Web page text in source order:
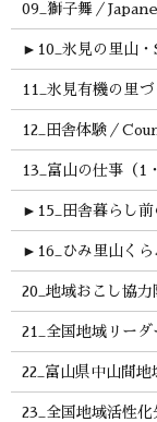
09_獅子舞／
► 10_氷見の里山
11_氷見有機の里
12_田舎体験／
13_富山の仕事（1
► 15_田舎暮らし
► 16_ひみ里山くら
20_地域おこし協
21_全国地域リー
22_富山県中山間地
23_全国地域活性化